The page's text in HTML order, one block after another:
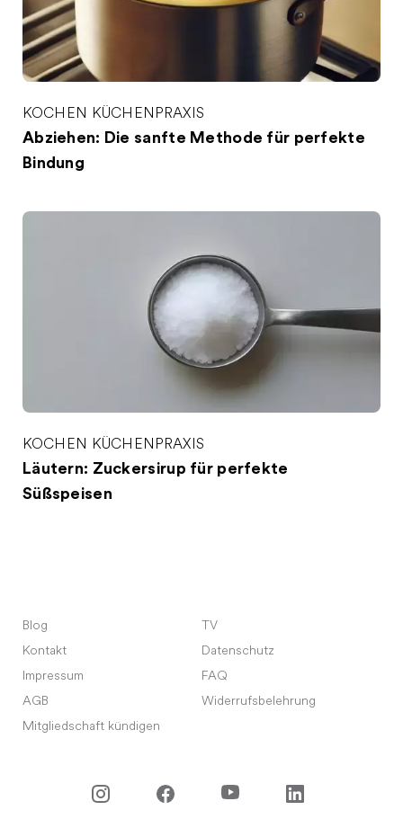
KOCHEN KÜCHENPRAXIS
Abziehen: Die sanfte Methode für perfekte
Bindung
KOCHEN KÜCHENPRAXIS
Läutern: Zuckersirup für perfekte
Süßspeisen
Blog
TV
Kontakt
Datenschutz
Impressum
FAQ
AGB
Widerrufsbelehrung
Mitgliedschaft kündigen